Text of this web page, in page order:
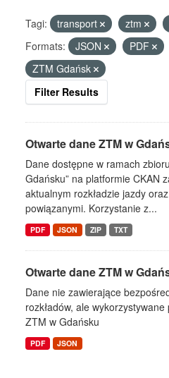
Tagi: transport ztm
Formats:
JSON PDF
ZTM Gdańsk
Filter Results
Otwarte dane ZTM w
Dane dostępne w ramach
Gdańsku” na platformie CKAN
aktualnym rozkładzie jazdy
powiązanymi. Korzystanie z...
PDF JSON ZIP TXT
Otwarte dane ZTM w
Dane nie zawierające
rozkładów, ale
ZTM w Gdańsku
PDF JSON